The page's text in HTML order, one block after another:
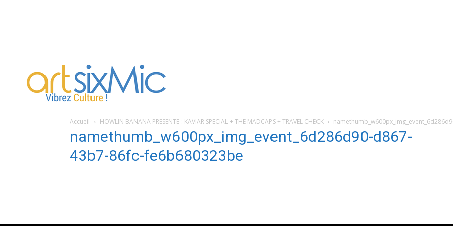
artsixMic
Accueil HOWLIN BANANA PRESENTE : KAVIAR SPECIAL + THE MADCAPS + TRAVEL CHECK
namethumb_w600px_img_event_6d286d90-d867-
43b7-86fc-fe6b680323be